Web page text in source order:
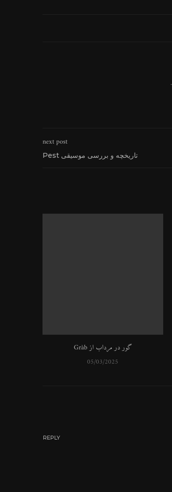
next post
تاریخچه و بررسی موسیقی Pest
گور در مرداب از Gràb
05/03/2025
REPLY